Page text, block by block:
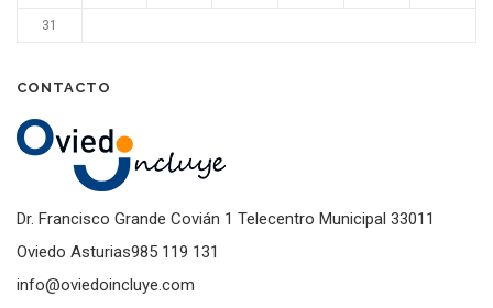
31
CONTACTO
Dr. Francisco Grande Covián 1 Telecentro Municipal 33011
Oviedo Asturias985 119 131
info@oviedoincluye.com